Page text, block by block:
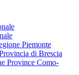
Piemonte
di Brescia
Province Como-